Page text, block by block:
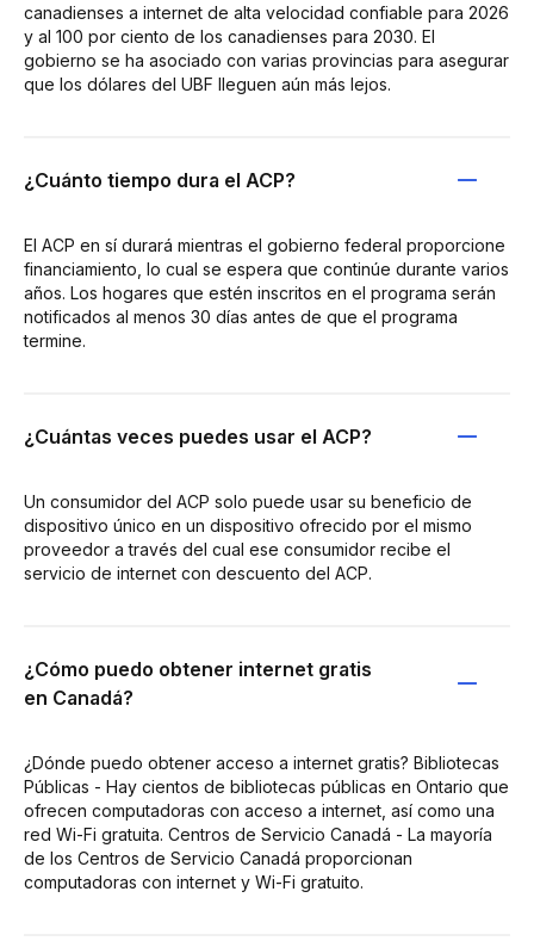
canadienses a internet de alta velocidad confiable para 2026
y al 100 por ciento de los canadienses para 2030. El
gobierno se ha asociado con varias provincias para asegurar
que los dólares del UBF lleguen aún más lejos.
¿Cuánto tiempo dura el ACP?
El ACP en sí durará mientras el gobierno federal proporcione
financiamiento, lo cual se espera que continúe durante varios
años. Los hogares que estén inscritos en el programa serán
notificados al menos 30 días antes de que el programa
termine.
¿Cuántas veces puedes usar el ACP?
Un consumidor del ACP solo puede usar su beneficio de
dispositivo único en un dispositivo ofrecido por el mismo
proveedor a través del cual ese consumidor recibe el
servicio de internet con descuento del ACP.
¿Cómo puedo obtener internet gratis
en Canadá?
¿Dónde puedo obtener acceso a internet gratis? Bibliotecas
Públicas - Hay cientos de bibliotecas públicas en Ontario que
ofrecen computadoras con acceso a internet, así como una
red Wi-Fi gratuita. Centros de Servicio Canadá - La mayoría
de los Centros de Servicio Canadá proporcionan
computadoras con internet y Wi-Fi gratuito.